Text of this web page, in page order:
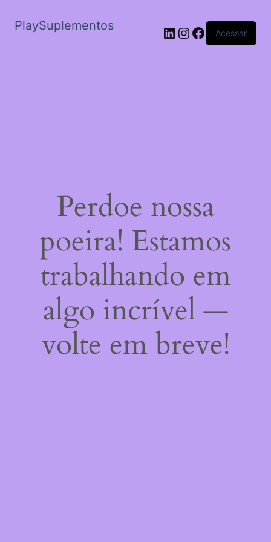
PlaySuplementos LinkedIn
Instagram
Facebook
Acessar
Perdoe nossa
poeira! Estamos
trabalhando em
algo incrível —
volte em breve!